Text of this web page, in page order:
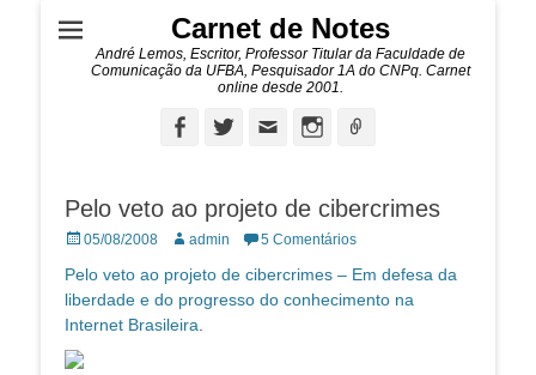
Carnet de Notes
André Lemos, Escritor, Professor Titular da Faculdade de
Comunicação da UFBA, Pesquisador 1A do CNPq. Carnet
online desde 2001.
FacebookTwitterEmail Instagram
Pelo veto ao projeto de cibercrimes
Posted
05/08/2008 Autor:admin 5 Comentários
Pelo veto ao projeto de cibercrimes – Em defesa da
liberdade e do progresso do conhecimento na
Internet Brasileira